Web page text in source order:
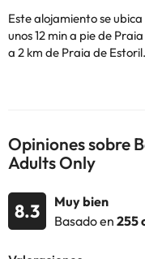
Este alojamiento se
unos 12 min a pie de
a 2 km de Praia de
El hotel dispone de una
También cuenta con un
relajarte mientras
Sus habitaciones
y de un baño completo
Opiniones sobre
Adults Only
8.3
Muy bien
Basado en 255